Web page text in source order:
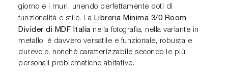
giorno e i muri, unendo perfettamente doti di
funzionalità e stile. La Libreria Minima 3/0 Room
Divider di MDF Italia nella fotografia, nella variante in
metallo, è davvero versatile e funzionale, robusta e
durevole, nonché caratterizzabile secondo le più
personali problematiche abitative.